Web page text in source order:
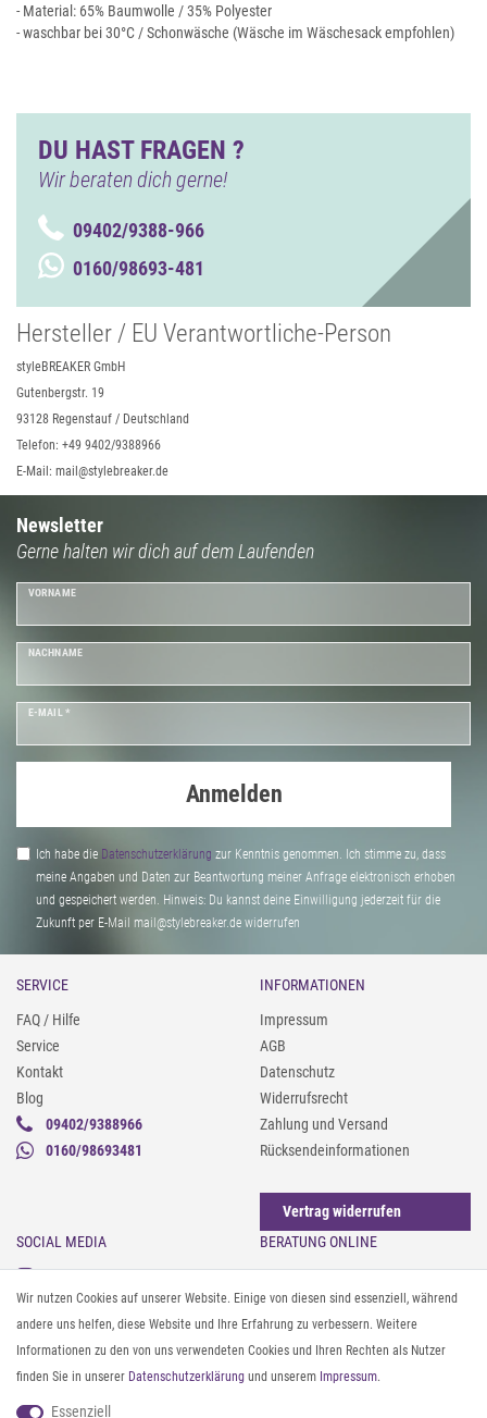
- Material: 65% Baumwolle / 35% Polyester
- waschbar bei 30°C / Schonwäsche (Wäsche im Wäschesack empfohlen)
DU HAST FRAGEN ?
Wir beraten dich gerne!
09402/9388-966
0160/98693-481
Hersteller / EU Verantwortliche-Person
styleBREAKER GmbH
Gutenbergstr. 19
93128 Regenstauf / Deutschland
Telefon: +49 9402/9388966
E-Mail: mail@stylebreaker.de
Newsletter
Gerne halten wir dich auf dem Laufenden
VORNAME
NACHNAME
E-MAIL *
Anmelden
Ich habe die Daten­schutz­erklärung zur Kenntnis genommen. Ich stimme zu, dass
meine Angaben und Daten zur Beantwortung meiner Anfrage elektronisch erhoben
und gespeichert werden. Hinweis: Du kannst deine Einwilligung jederzeit für die
Zukunft per E-Mail mail@stylebreaker.de widerrufen
SERVICE
FAQ / Hilfe
Service
Kontakt
Blog
09402/9388966
0160/98693481
INFORMATIONEN
Impressum
AGB
Datenschutz
Widerrufsrecht
Zahlung und Versand
Rücksendeinformationen
Vertrag widerrufen
SOCIAL MEDIA
Instagram
Facebook
Pinterest
Twitter
Youtube
Threads
BERATUNG ONLINE
Gürtel messen & kürzen
Sonnenbrillen & UV-Schutz
Textilpflege
Textil- und Material-Guide
Geldbörse richtig organisieren
Wir nutzen Cookies auf unserer Website. Einige von diesen sind essenziell, während
andere uns helfen, diese Website und Ihre Erfahrung zu verbessern. Weitere
Informationen zu den von uns verwendeten Cookies und Ihren Rechten als Nutzer
finden Sie in unserer Daten­schutz­erklärung und unserem Impressum.
Essenziell